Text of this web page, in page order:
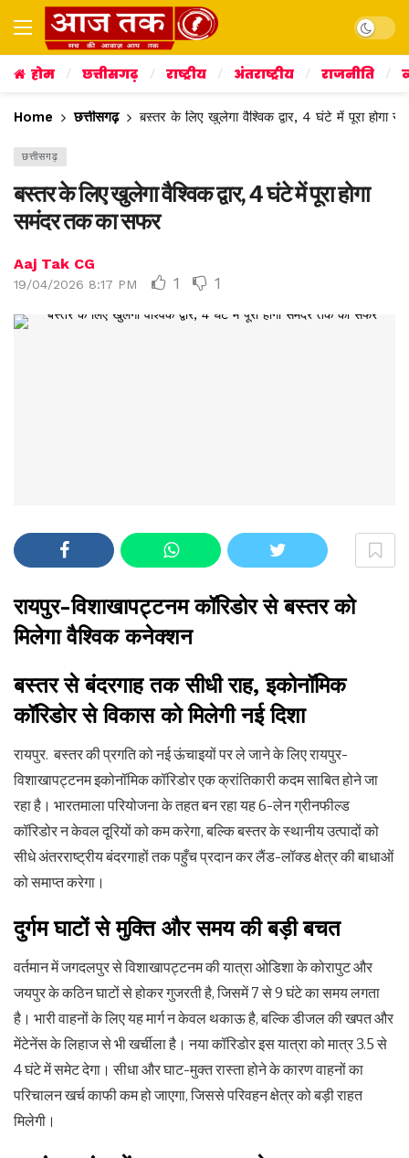
Dark
होम छत्तीसगढ़ राष्ट्रीय अंतराष्ट्रीय राजनीति
Home छत्तीसगढ़ बस्तर के लिए खुलेगा वैश्विक द्वार, 4 घंटे में पूरा होगा
छत्तीसगढ़
बस्तर के लिए खुलेगा वैश्विक द्वार, 4 घंटे में पूरा होगा
समंदर तक का सफर
Aaj Tak CG
19/04/2026 8:17 PM 1 1
रायपुर-विशाखापट्टनम कॉरिडोर से बस्तर को
मिलेगा वैश्विक कनेक्शन
बस्तर से बंदरगाह तक सीधी राह, इकोनॉमिक
कॉरिडोर से विकास को मिलेगी नई दिशा
रायपुर. बस्तर की प्रगति को नई ऊंचाइयों पर ले जाने के लिए रायपुर-
विशाखापट्टनम इकोनॉमिक कॉरिडोर एक क्रांतिकारी कदम साबित होने जा
रहा है। भारतमाला परियोजना के तहत बन रहा यह 6-लेन ग्रीनफील्ड
कॉरिडोर न केवल दूरियों को कम करेगा, बल्कि बस्तर के स्थानीय उत्पादों को
सीधे अंतरराष्ट्रीय बंदरगाहों तक पहुँच प्रदान कर लैंड-लॉक्ड क्षेत्र की बाधाओं
को समाप्त करेगा।
दुर्गम घाटों से मुक्ति और समय की बड़ी बचत
वर्तमान में जगदलपुर से विशाखापट्टनम की यात्रा ओडिशा के कोरापुट और
जयपुर के कठिन घाटों से होकर गुजरती है, जिसमें 7 से 9 घंटे का समय लगता
है। भारी वाहनों के लिए यह मार्ग न केवल थकाऊ है, बल्कि डीजल की खपत और
मेंटेनेंस के लिहाज से भी खर्चीला है। नया कॉरिडोर इस यात्रा को मात्र 3.5 से
4 घंटे में समेट देगा। सीधा और घाट-मुक्त रास्ता होने के कारण वाहनों का
परिचालन खर्च काफी कम हो जाएगा, जिससे परिवहन क्षेत्र को बड़ी राहत
मिलेगी।